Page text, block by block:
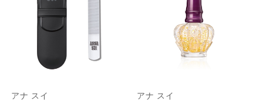
アナ スイ アナ スイ